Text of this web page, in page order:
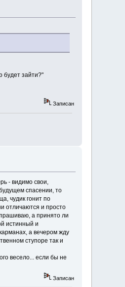
будет зайти?"
Записан
- видимо свои,
спасении, то
чудик гонит по
отличаются и просто
а принято ли
истинный и
а вечером жду
ступоре так и
весело... если бы не
Записан